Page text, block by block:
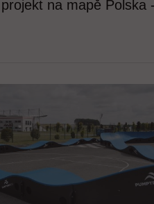
na mapě Polska